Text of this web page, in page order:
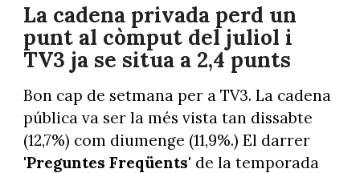
La cadena privada perd un
punt al còmput del juliol i
TV3 ja se situa a 2,4 punts
Bon cap de setmana per a TV3. La cadena
pública va ser la més vista tan dissabte
(12,7%) com diumenge (11,9%.) El darrer
'Preguntes Freqüents' de la temporada